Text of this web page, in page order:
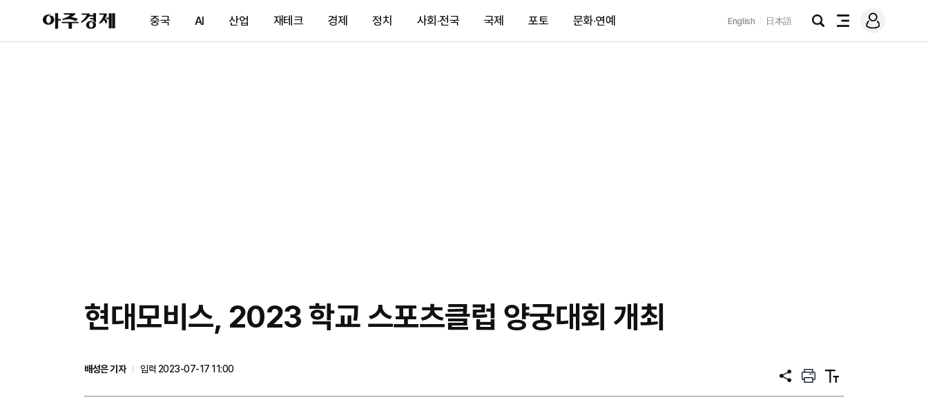
아
주
제
중국 AI 산업 재테크 경제 정치 사회·전국 국제 포토 문화·연예 English 日本語
검
전
메
그
현대모비스, 2023 학교 스포츠클럽 양궁대회 개최
배성은 기자
입력 2023-07-17 11:00
공
프
트
텍
트